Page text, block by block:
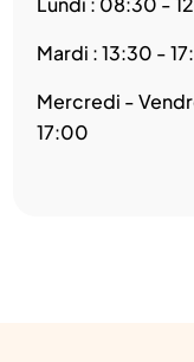
Mardi : 13:30 -
Mercredi -
17:00